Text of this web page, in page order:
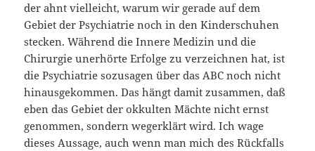
der ahnt vielleicht, warum wir gerade auf dem
Gebiet der Psychiatrie noch in den Kinderschuhen
stecken. Während die Innere Medizin und die
Chirurgie unerhörte Erfolge zu verzeichnen hat, ist
die Psychiatrie sozusagen über das ABC noch nicht
hinausgekommen. Das hängt damit zusammen, daß
eben das Gebiet der okkulten Mächte nicht ernst
genommen, sondern wegerklärt wird. Ich wage
dieses Aussage, auch wenn man mich des Rückfalls